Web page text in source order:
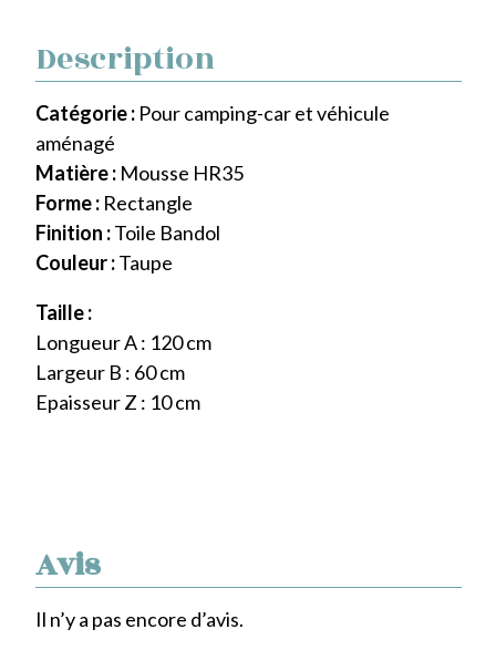
Avis
Il n’y a pas encore d’avis.
Description
Catégorie : Pour camping-car et véhicule
aménagé
Matière : Mousse HR35
Forme : Rectangle
Finition :Toile Bandol
Couleur :Taupe
Taille :
Longueur A : 120 cm
Largeur B : 60 cm
Epaisseur Z : 10 cm